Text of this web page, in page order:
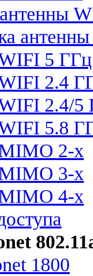
5 ГГц
2.4
2.4/5
5.8
2-x
3-x
4-x
1800